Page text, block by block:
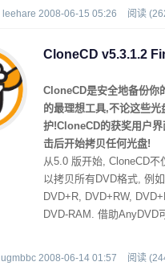
leehare 2008-06-15 05:26 阅读
CloneCD v5.3.1.2
CloneCD是安全地备份你
的最理想工具,不论这些光
护!CloneCD的获奖用户
击后开始拷贝任何光盘!
从5.0 版开始, CloneCD
以拷贝所有DVD格式, 例
DVD+R, DVD+RW,
DVD-RAM. 借助AnyDVD
ugmbbc 2008-06-14 01:57 阅读